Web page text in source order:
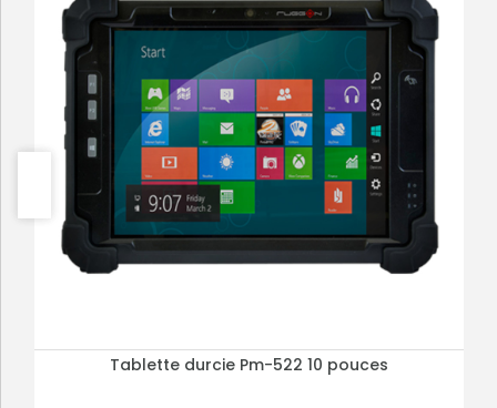
Tablette durcie Pm-522 10 pouces